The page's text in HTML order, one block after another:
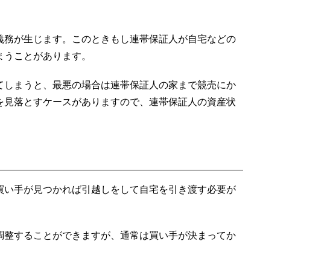
が生じます。このときもし連帯保証人が自宅などの
ことがあります。
まうと、最悪の場合は連帯保証人の家まで競売にか
落とすケースがありますので、連帯保証人の資産状
手が見つかれば引越しをして自宅を引き渡す必要が
することができますが、通常は買い手が決まってか